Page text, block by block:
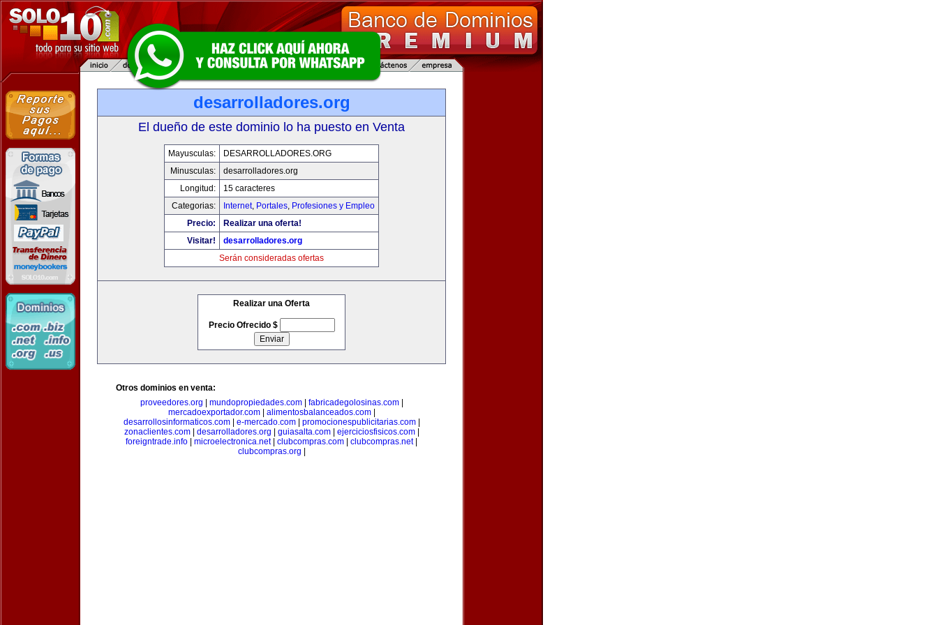
desarrolladores.org
El dueño de este dominio lo ha puesto en Venta
Mayusculas:
DESARROLLADORES.ORG
Minusculas:
desarrolladores.org
Longitud:
15 caracteres
Categorias:
Internet, Portales, Profesiones y Empleo
Precio:
Realizar una oferta!
Visitar!
desarrolladores.org
Serán consideradas ofertas
Realizar una Oferta
Precio Ofrecido $
Otros dominios en venta:
proveedores.org
mundopropiedades.com| fabricadegolosinas.com|
mercadoexportador.com| alimentosbalanceados.com|
desarrollosinformaticos.com| e-mercado.com| promocionespublicitarias.com|
zonaclientes.com| desarrolladores.org guiasalta.com| ejerciciosfisicos.com|
foreigntrade.info
microelectronica.net| clubcompras.com clubcompras.net|
clubcompras.org